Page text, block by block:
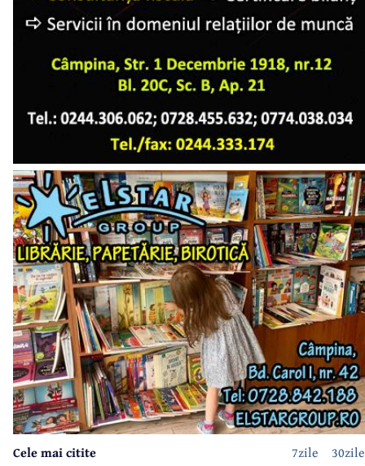
30zile
7zile
Cele mai citite